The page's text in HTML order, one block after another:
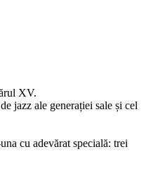
XV.
jazz ale generației sale și cel
cu adevărat specială: trei